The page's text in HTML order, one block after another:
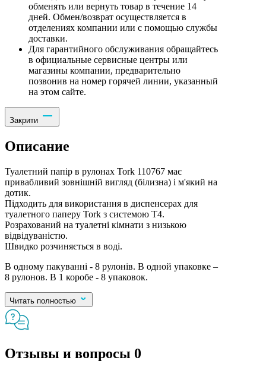
обменять или вернуть товар в течение 14
дней. Обмен/возврат осуществляется в
отделениях компании или с помощью службы
доставки.
Для гарантийного обслуживания обращайтесь
в официальные сервисные центры или
магазины компании, предварительно
позвонив на номер горячей линии, указанный
на этом сайте.
Закрити
Описание
Туалетний папір в рулонах Tork 110767 має
привабливий зовнішній вигляд (білизна) і м'який на
дотик.
Підходить для використання в диспенсерах для
туалетного паперу Tork з системою T4.
Розрахований на туалетні кімнати з низькою
відвідуваністю.
Швидко розчиняється в воді.
В одному пакуванні - 8 рулонів. В одной упаковке –
8 рулонов. В 1 коробе - 8 упаковок.
Читать полностью
Отзывы и вопросы 0